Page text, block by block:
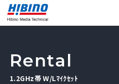
Rental
1.2GHz帯 W/Lﾏｲｸｾｯﾄ